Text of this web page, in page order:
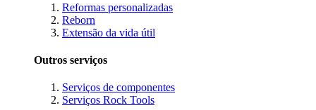
Reformas personalizadas
Reborn
Extensão da vida útil
Outros serviços
Serviços de componentes
Serviços Rock Tools